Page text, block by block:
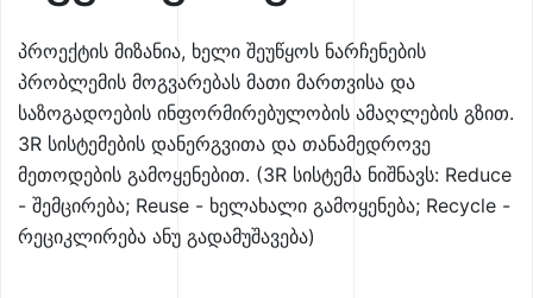
პროექტის მიზანია, ხელი შეუწყოს ნარჩენების
პრობლემის მოგვარებას მათი მართვისა და
საზოგადოების ინფორმირებულობის ამაღლების გზით.
3R სისტემების დანერგვითა და თანამედროვე
მეთოდების გამოყენებით. (3R სისტემა ნიშნავს: Reduce
- შემცირება; Reuse - ხელახალი გამოყენება; Recycle -
რეციკლირება ანუ გადამუშავება)